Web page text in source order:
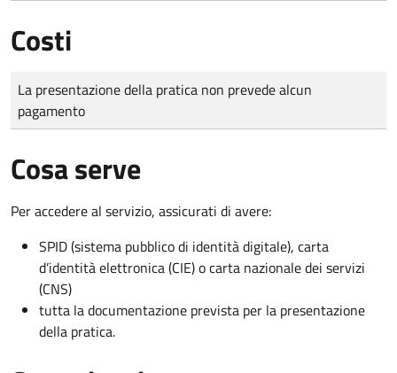
Costi
Tipo di pagamento
Importo
La presentazione della pratica non prevede alcun
pagamento
Cosa serve
Per accedere al servizio, assicurati di avere:
SPID (sistema pubblico di identità digitale), carta
d’identità elettronica (CIE) o carta nazionale dei servizi
(CNS)
tutta la documentazione prevista per la presentazione
della pratica.